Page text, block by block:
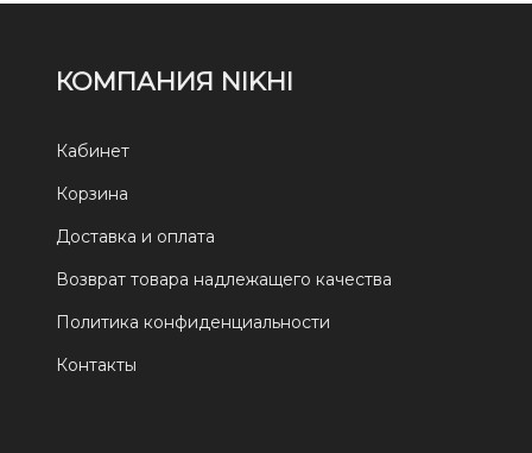
КОМПАНИЯ NIKHI
Кабинет
Корзина
Доставка и оплата
Возврат товара надлежащего качества
Политика конфиденциальности
Контакты